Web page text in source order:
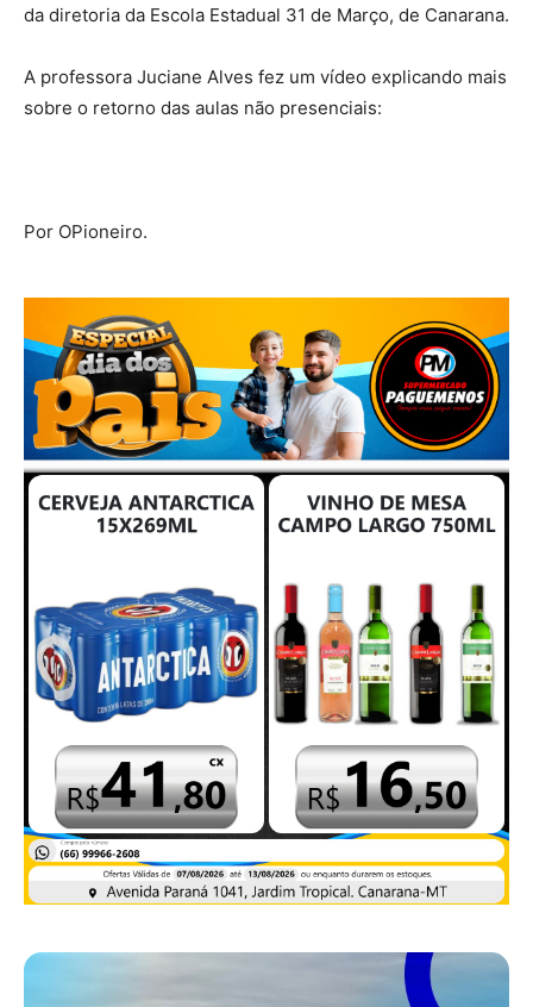
da diretoria da Escola Estadual 31 de Março, de Canarana.
A professora Juciane Alves fez um vídeo explicando mais
sobre o retorno das aulas não presenciais:
Por OPioneiro.